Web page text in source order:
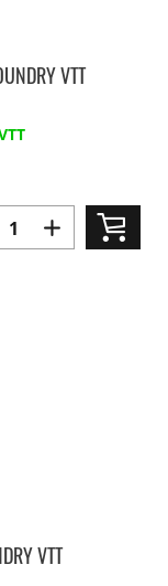
VTT
VTT